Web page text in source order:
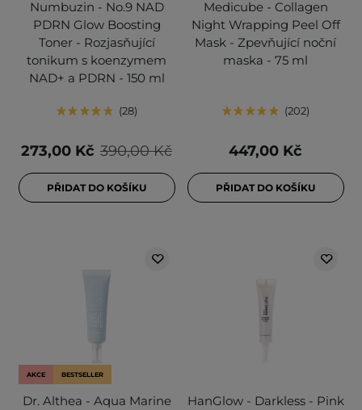
Numbuzin - No.9 NAD
PDRN Glow Boosting
Toner - Rozjasňující
tonikum s koenzymem
NAD+ a PDRN - 150 ml
28
390,00 Kč
273,00 Kč
PŘIDAT DO KOŠÍKU
Medicube - Collagen
Night Wrapping Peel Off
Mask - Zpevňující noční
maska - 75 ml
202
447,00 Kč
PŘIDAT DO KOŠÍKU
AKCE BESTSELLER
Dr. Althea - Aqua Marine
HanGlow - Darkless - Pink